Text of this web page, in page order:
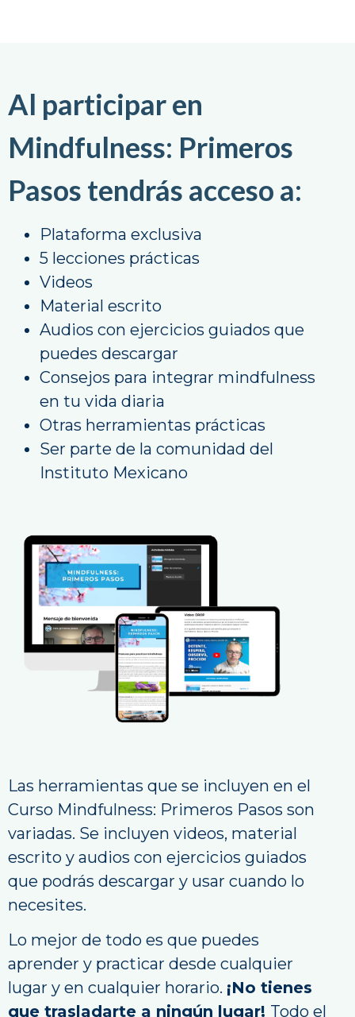
Al participar en
Mindfulness: Primeros
Pasos tendrás acceso a:
Plataforma exclusiva
5 lecciones prácticas
Videos
Material escrito
Audios con ejercicios guiados que
puedes descargar
Consejos para integrar mindfulness
en tu vida diaria
Otras herramientas prácticas
Ser parte de la comunidad del
Instituto Mexicano
Las herramientas que se incluyen en el
Curso Mindfulness: Primeros Pasos son
variadas. Se incluyen videos, material
escrito y audios con ejercicios guiados
que podrás descargar y usar cuando lo
necesites.
Lo mejor de todo es que puedes
aprender y practicar desde cualquier
lugar y en cualquier horario. ¡No tienes
que trasladarte a ningún lugar! Todo el